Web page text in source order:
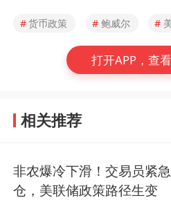
#货币政策 # 鲍威尔 #
打开APP，查
相关推荐
非农爆冷下滑！交易员紧
仓，美联储政策路径生变